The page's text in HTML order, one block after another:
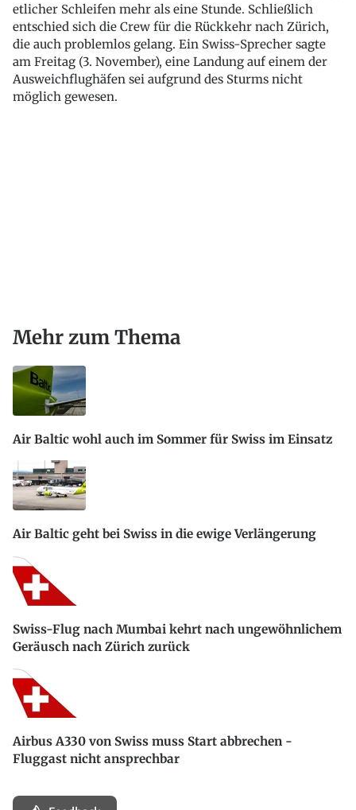
etlicher Schleifen mehr als eine Stunde. Schließlich
entschied sich die Crew für die Rückkehr nach Zürich,
die auch problemlos gelang. Ein Swiss-Sprecher sagte
am Freitag (3. November), eine Landung auf einem der
Ausweichflughäfen sei aufgrund des Sturms nicht
möglich gewesen.
Mehr zum Thema
Air Baltic wohl auch im Sommer für Swiss im Einsatz
Air Baltic geht bei Swiss in die ewige Verlängerung
Swiss-Flug nach Mumbai kehrt nach ungewöhnlichem
Geräusch nach Zürich zurück
Airbus A330 von Swiss muss Start abbrechen -
Fluggast nicht ansprechbar